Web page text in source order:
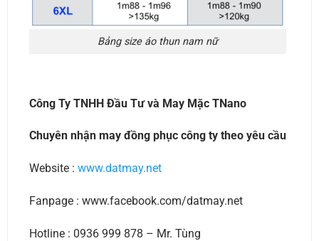
Bảng size áo thun nam nữ
Công Ty TNHH Đầu Tư và May Mặc TNano
Chuyên nhận may đồng phục công ty theo yêu cầu
Website : www.datmay.net
Fanpage : www.facebook.com/datmay.net
Hotline : 0936 999 878 – Mr. Tùng